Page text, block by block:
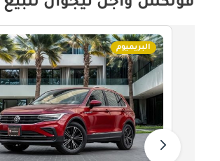
فولكس واجن تيجوان للبيع
البريميوم